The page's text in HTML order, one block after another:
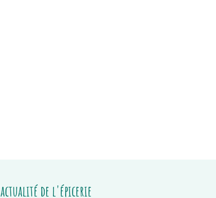
de l'épicerie